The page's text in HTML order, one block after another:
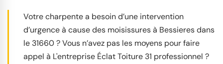
Votre charpente a besoin d’une intervention
d’urgence à cause des moisissures à Bessieres dans
le 31660 ? Vous n’avez pas les moyens pour faire
appel à L'entreprise Éclat Toiture 31 professionnel ?